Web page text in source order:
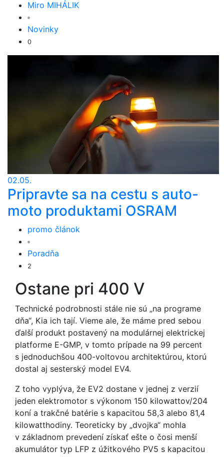
Miro MIHÁLIK
Novinky
0
02.05.
Pripravte sa na cestu s auto-
moto produktami OSRAM
promo článok
Poradňa
2
Ostane pri 400 V
Technické podrobnosti stále nie sú „na programe
dňa“, Kia ich tají. Vieme ale, že máme pred sebou
ďalší produkt postavený na modulárnej elektrickej
platforme E-GMP, v tomto prípade na 99 percent
s jednoduchšou 400-voltovou architektúrou, ktorú
dostal aj sesterský model EV4.
Z toho vyplýva, že EV2 dostane v jednej z verzií
jeden elektromotor s výkonom 150 kilowattov/204
koní a trakčné batérie s kapacitou 58,3 alebo 81,4
kilowatthodiny. Teoreticky by „dvojka“ mohla
v základnom prevedení získať ešte o čosi menší
akumulátor typ LFP z úžitkového PV5 s kapacitou